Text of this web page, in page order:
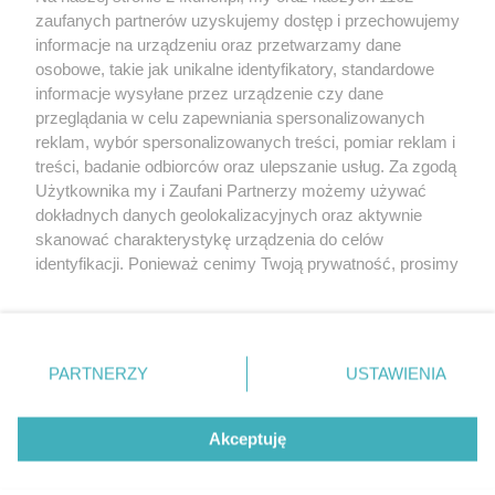
Wrak wyrusza do Kamienia [GALERIA]
POGODA
13℃
Zobacz prognozę na 3 dni
Copyright © 2022 Kurier Szczeciński sp. z o.o.
Wszelkie prawa zastrzeżone
Nota wydawnicza
Nota prawna
Polityka prywatności
Reklama
zaufanych partnerów uzyskujemy dostęp i przechowujemy
informacje na urządzeniu oraz przetwarzamy dane
osobowe, takie jak unikalne identyfikatory, standardowe
informacje wysyłane przez urządzenie czy dane
przeglądania w celu zapewniania spersonalizowanych
reklam, wybór spersonalizowanych treści, pomiar reklam i
treści, badanie odbiorców oraz ulepszanie usług. Za zgodą
Użytkownika my i Zaufani Partnerzy możemy używać
dokładnych danych geolokalizacyjnych oraz aktywnie
skanować charakterystykę urządzenia do celów
identyfikacji. Ponieważ cenimy Twoją prywatność, prosimy
prywatności znajdujący się w lewym dolnym rogu strony
. Niektóre rodzaje przetwarzania danych nie wymagają
takiemu przetwarzaniu. Preferencje będą miały
zastosowania tylko na tej witrynie.
PARTNERZY USTAWIENIA
Akceptuję